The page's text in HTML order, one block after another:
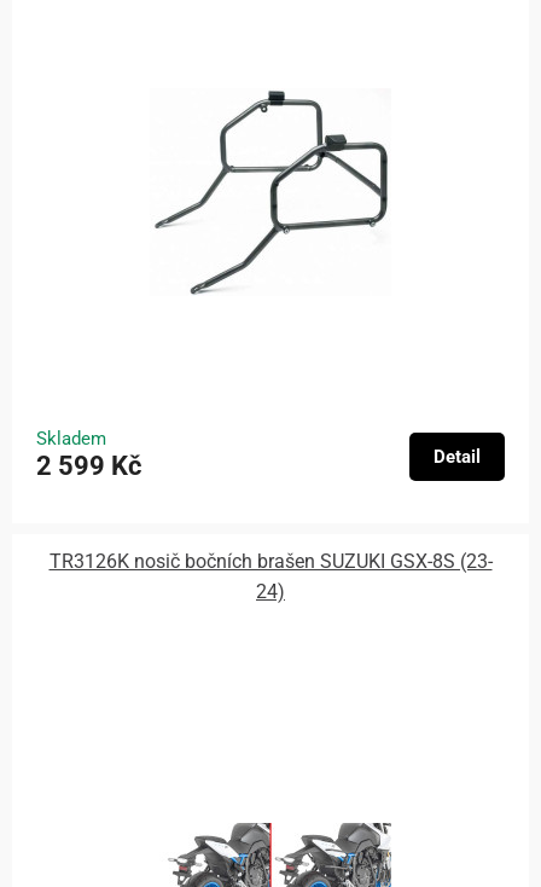
Skladem
2 599 Kč Detail
TR3126K nosič bočních brašen SUZUKI GSX-8S (23-
24)